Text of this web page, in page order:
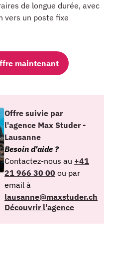
de longue durée, avec
vers un poste fixe
maintenant
Offre suivie par
l'agence Max Studer -
Lausanne
Besoin d'aide ?
Contactez-nous au +41
21 966 30 00 ou par
email à
lausanne@maxstuder.ch
Découvrir l'agence